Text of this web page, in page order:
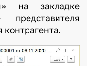
на закладке
представителя
контрагента.